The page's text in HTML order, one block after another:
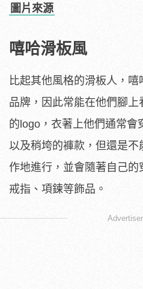
圖片來源
嘻哈滑板風
比起其他風格的滑板人，
品牌，因此常能在他們腳
的logo，衣著上他們通常會
以及稍垮的褲款，但還是
作地進行，並會隨著自己的
戒指、項鍊等飾品。